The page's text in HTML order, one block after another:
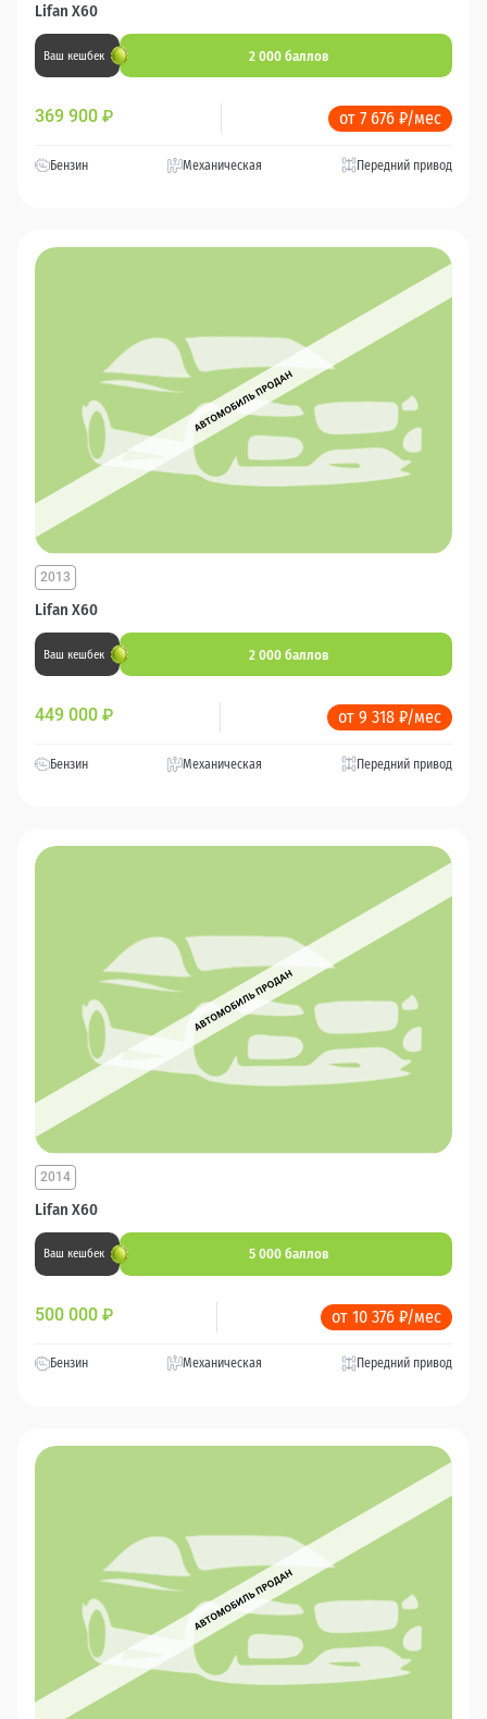
Lifan X60
Ваш кешбек 2 000 баллов
369 900 ₽ от 7 676 ₽/мес
Бензин Механическая Передний привод
Lifan X60
2013
Ваш кешбек 2 000 баллов
449 000 ₽ от 9 318 ₽/мес
Бензин Механическая Передний привод
Lifan X60
2014
Ваш кешбек 5 000 баллов
500 000 ₽ от 10 376 ₽/мес
Бензин Механическая Передний привод